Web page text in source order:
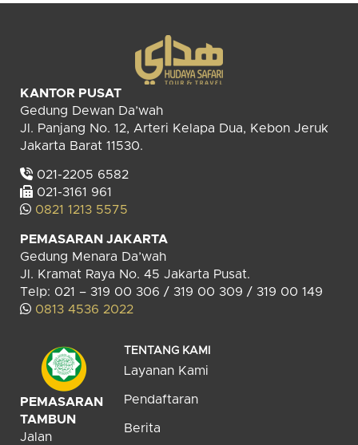
KANTOR PUSAT
Gedung Dewan Da’wah
Jl. Panjang No. 12, Arteri Kelapa Dua, Kebon Jeruk
Jakarta Barat 11530.
021-2205 6582
021-3161 961
0821 1213 5575
PEMASARAN JAKARTA
Gedung Menara Da’wah
Jl. Kramat Raya No. 45 Jakarta Pusat.
Telp: 021 – 319 00 306 / 319 00 309 / 319 00 149
0813 4536 2022
PEMASARAN
TAMBUN
Jalan
TENTANG KAMI
Layanan Kami
Pendaftaran
Berita